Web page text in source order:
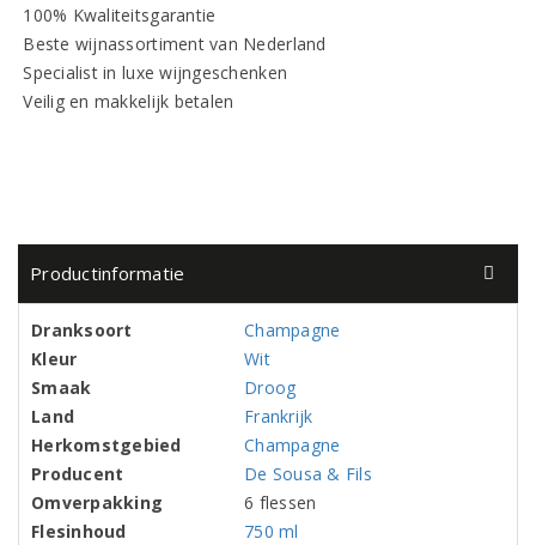
100% Kwaliteitsgarantie
Beste wijnassortiment van Nederland
Specialist in luxe wijngeschenken
Veilig en makkelijk betalen
Productinformatie
Dranksoort
Champagne
Kleur
Wit
Smaak
Droog
Land
Frankrijk
Herkomstgebied
Champagne
Producent
De Sousa & Fils
Omverpakking
6 flessen
Flesinhoud
750 ml